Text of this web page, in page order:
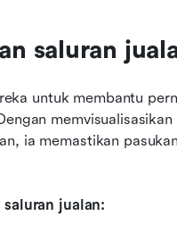
saluran
untuk membantu
ia memastikan
jualan: